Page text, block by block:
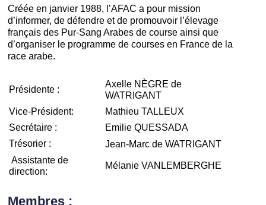
Créée en janvier 1988, l’AFAC a pour mission
d’informer, de défendre et de promouvoir l’élevage
français des Pur-Sang Arabes de course ainsi que
d’organiser le programme de courses en France de la
race arabe.
Présidente :
Axelle NÈGRE de
WATRIGANT
Vice-Président:
Mathieu TALLEUX
Secrétaire :
Emilie QUESSADA
Trésorier :
Jean-Marc de WATRIGANT
Assistante de
direction:
Mélanie VANLEMBERGHE
Membres :